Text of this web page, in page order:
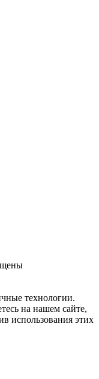
технологии.
на нашем сайте,
использования этих